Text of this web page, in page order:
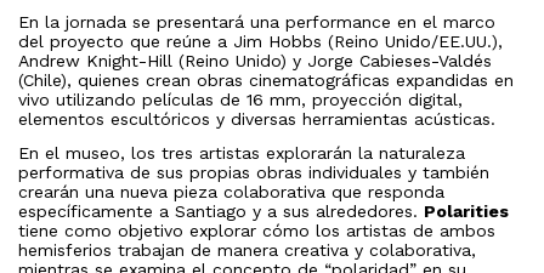
En la jornada se presentará una performance en el marco
del proyecto que reúne a Jim Hobbs (Reino Unido/EE.UU.),
Andrew Knight-Hill (Reino Unido) y Jorge Cabieses-Valdés
(Chile), quienes crean obras cinematográficas expandidas en
vivo utilizando películas de 16 mm, proyección digital,
elementos escultóricos y diversas herramientas acústicas.
En el museo, los tres artistas explorarán la naturaleza
performativa de sus propias obras individuales y también
crearán una nueva pieza colaborativa que responda
específicamente a Santiago y a sus alrededores. Polarities
tiene como objetivo explorar cómo los artistas de ambos
hemisferios trabajan de manera creativa y colaborativa,